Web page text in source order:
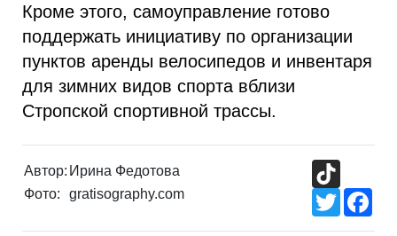
Кроме этого, самоуправление готово
поддержать инициативу по организации
пунктов аренды велосипедов и инвентаря
для зимних видов спорта вблизи
Стропской спортивной трассы.
Автор: Ирина Федотова
Фото:
gratisography.com
Twitter